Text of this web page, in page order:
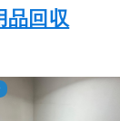
品回収